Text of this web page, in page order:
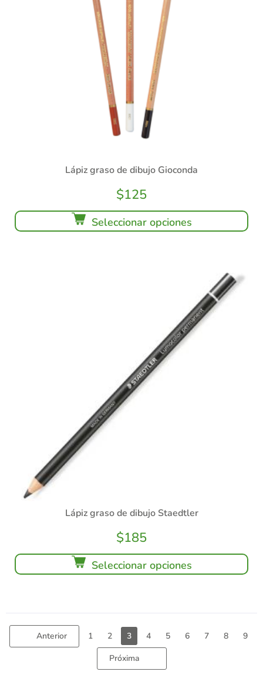
Lápiz graso de dibujo Gioconda
$125
Seleccionar opciones
Lápiz graso de dibujo Staedtler
$185
Seleccionar opciones
Anterior 1 2 3 4 5 6 7 8
9
Próxima